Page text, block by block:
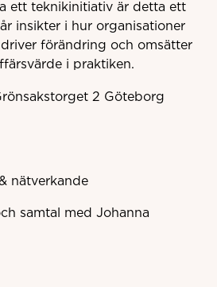
ett teknikinitiativ är detta ett
insikter i hur organisationer
förändring och omsätter
i praktiken.
2 Göteborg
nätverkande
samtal med Johanna